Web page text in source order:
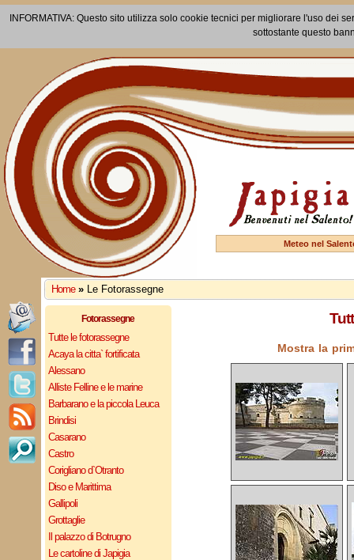
INFORMATIVA: Questo sito utilizza solo cookie tecnici per migliorare l'uso dei
sottostante questo
Meteo nel
Home » Le Fotorassegne
Fotorassegne
Tutte le fotorassegne
Acaya la citta` fortificata
Alessano
Alliste Felline e le marine
Barbarano e la piccola Leuca
Brindisi
Casarano
Castro
Corigliano d`Otranto
Diso e Marittima
Gallipoli
Grottaglie
Il palazzo di Botrugno
Le cartoline di Japigia
Mostra la